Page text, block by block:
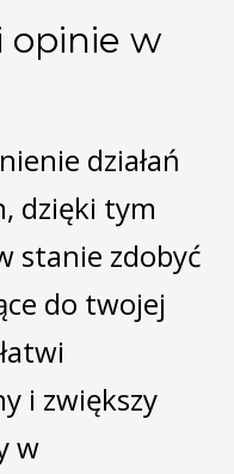
opinie w
działań
dzięki tym
stanie zdobyć
do twojej
i zwiększy
w